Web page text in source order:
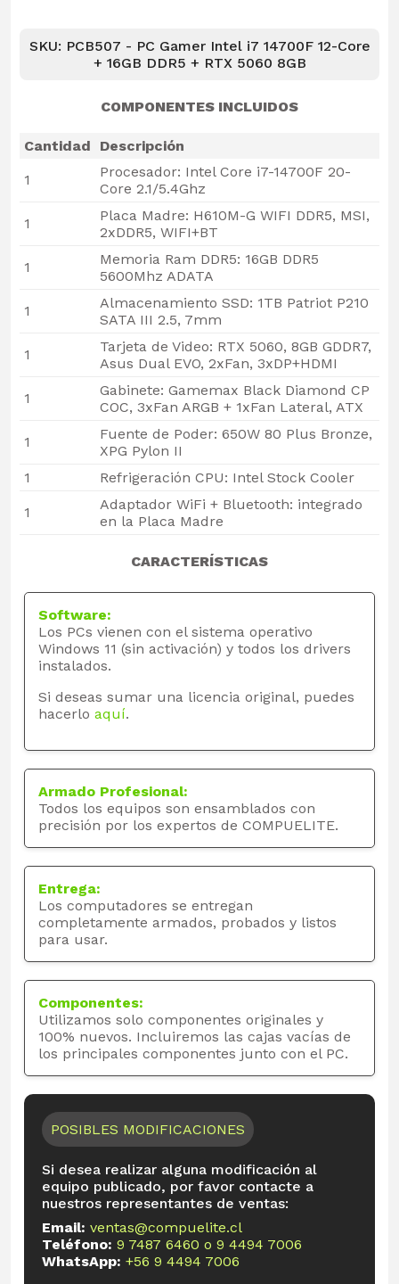
SKU: PCB507 - PC Gamer Intel i7 14700F 12-Core
+ 16GB DDR5 + RTX 5060 8GB
COMPONENTES INCLUIDOS
Cantidad
Descripción
1
Procesador: Intel Core i7-14700F 20-
Core 2.1/5.4Ghz
1
Placa Madre: H610M-G WIFI DDR5, MSI,
2xDDR5, WIFI+BT
1
Memoria Ram DDR5: 16GB DDR5
5600Mhz ADATA
1
Almacenamiento SSD: 1TB Patriot P210
SATA III 2.5, 7mm
1
Tarjeta de Video: RTX 5060, 8GB GDDR7,
Asus Dual EVO, 2xFan, 3xDP+HDMI
1
Gabinete: Gamemax Black Diamond CP
COC, 3xFan ARGB + 1xFan Lateral, ATX
1
Fuente de Poder: 650W 80 Plus Bronze,
XPG Pylon II
1
Refrigeración CPU: Intel Stock Cooler
1
Adaptador WiFi + Bluetooth: integrado
en la Placa Madre
CARACTERÍSTICAS
Software:
Los PCs vienen con el sistema operativo
Windows 11 (sin activación) y todos los drivers
instalados.
Si deseas sumar una licencia original, puedes
hacerlo aquí.
Armado Profesional:
Todos los equipos son ensamblados con
precisión por los expertos de COMPUELITE.
Entrega:
Los computadores se entregan
completamente armados, probados y listos
para usar.
Componentes:
Utilizamos solo componentes originales y
100% nuevos. Incluiremos las cajas vacías de
los principales componentes junto con el PC.
POSIBLES MODIFICACIONES
Si desea realizar alguna modificación al
equipo publicado, por favor contacte a
nuestros representantes de ventas:
Email: ventas@compuelite.cl
Teléfono: 9 7487 6460 o 9 4494 7006
WhatsApp: +56 9 4494 7006